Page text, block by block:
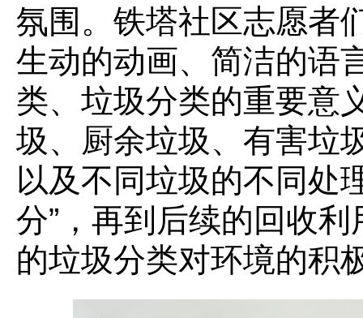
氛围。铁塔社区志愿者
生动的动画、简洁的语
类、垃圾分类的重要意
圾、厨余垃圾、有害垃
以及不同垃圾的不同处
分”，再到后续的回收
的垃圾分类对环境的积